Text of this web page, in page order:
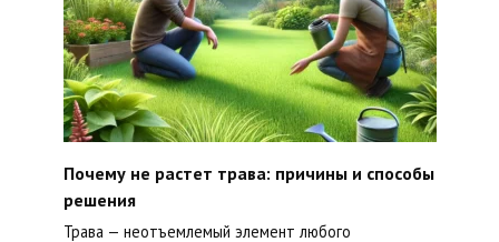
Почему не растет трава: причины и способы
решения
Трава — неотъемлемый элемент любого